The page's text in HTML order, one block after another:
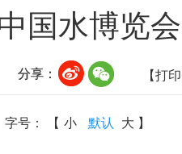
国水博览会
【打印
分享：
字号： 【 小 默认 大 】